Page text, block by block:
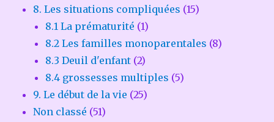
8. Les situations compliquées (15)
8.1 La prématurité (1)
8.2 Les familles monoparentales (8)
8.3 Deuil d'enfant (2)
8.4 grossesses multiples (5)
9. Le début de la vie (25)
Non classé (51)